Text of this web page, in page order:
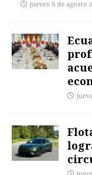
jueves 6 de agosto